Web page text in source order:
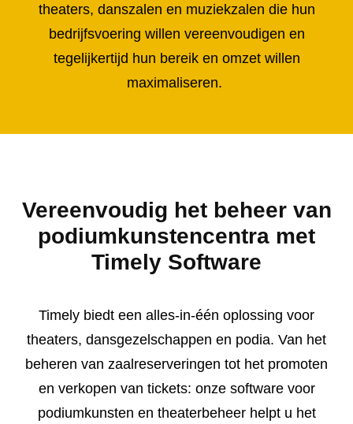
theaters, danszalen en muziekzalen die hun
bedrijfsvoering willen vereenvoudigen en
tegelijkertijd hun bereik en omzet willen
maximaliseren.
Vereenvoudig het beheer van
podiumkunstencentra met
Timely Software
Timely biedt een alles-in-één oplossing voor
theaters, dansgezelschappen en podia. Van het
beheren van zaalreserveringen tot het promoten
en verkopen van tickets: onze software voor
podiumkunsten en theaterbeheer helpt u het